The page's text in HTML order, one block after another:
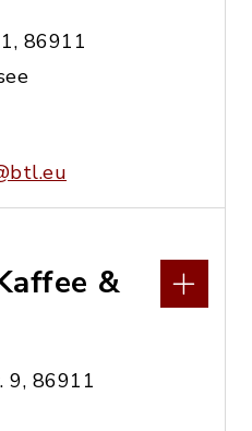
86911
&
9, 86911